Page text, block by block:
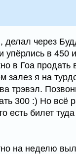
делал через
упёрлись в 450
в Гоа продать
залез я на
трэвэл.
300 :) Но всё
есть билет
на неделю